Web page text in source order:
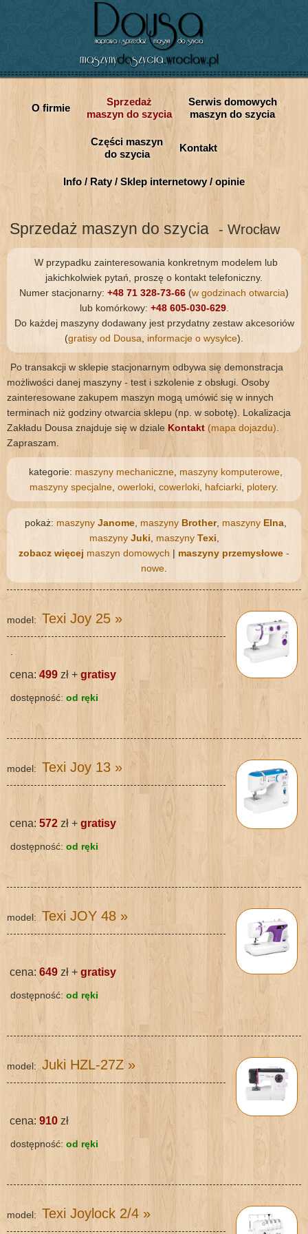
O firmie
Sprzedaż
maszyn do szycia
Serwis domowych
maszyn do szycia
Części maszyn
do szycia
Kontakt
Info / Raty / Sklep internetowy / opinie
Sprzedaż maszyn do szycia - Wrocław
W przypadku zainteresowania konkretnym modelem lub
jakichkolwiek pytań, proszę o kontakt telefoniczny.
Numer stacjonarny: +48 71 328-73-66 (w godzinach otwarcia)
lub komórkowy: +48 605-030-629.
Do każdej maszyny dodawany jest przydatny zestaw akcesoriów
(gratisy od Dousa informacje o wysyłce).
Po transakcji w sklepie stacjonarnym odbywa się demonstracja
możliwości danej maszyny - test i szkolenie z obsługi. Osoby
zainteresowane zakupem maszyn mogą umówić się w innych
terminach niż godziny otwarcia sklepu (np. w sobotę). Lokalizacja
Zakładu Dousa znajduje się w dziale Kontakt (mapa dojazdu)
Zapraszam.
kategorie: maszyny mechaniczne maszyny komputerowe
maszyny specjalne owerloki cowerloki hafciarki plotery.
pokaż: maszyny Janome maszyny Brother, maszyny Elna
maszyny Juki maszyny Texi
zobacz więcej maszyn domowych | maszyny przemysłowe -
nowe
model: Texi Joy 25 »
cena: 499 zł + gratisy
dostępność: od ręki
model: Texi Joy 13 »
cena: 572 zł + gratisy
dostępność: od ręki
model: Texi JOY 48 »
cena: 649 zł + gratisy
dostępność: od ręki
model: Juki HZL-27Z»
cena: 910 zł
dostępność: od ręki
model: Texi Joylock 2/4 »